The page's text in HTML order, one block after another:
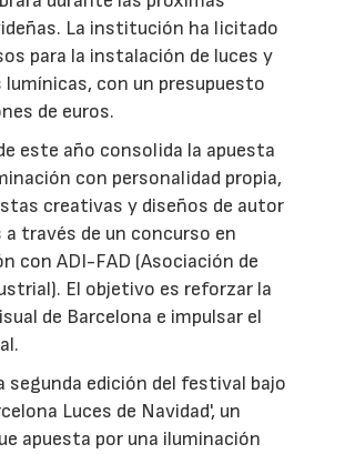
La institución ha licitado
para la instalación de luces y
lumínicas, con un presupuesto
de euros.
este año consolida la apuesta
con personalidad propia,
creativas y diseños de autor
a través de un concurso en
con ADI-FAD (Asociación de
El objetivo es reforzar la
de Barcelona e impulsar el
segunda edición del festival bajo
Luces de Navidad', un
apuesta por una iluminación